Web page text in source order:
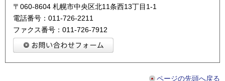
〒060-8604 札幌市中央区北11条西13丁目1-1
電話番号：011-726-2211
ファクス番号：011-726-7912
ページの先頭へ戻る